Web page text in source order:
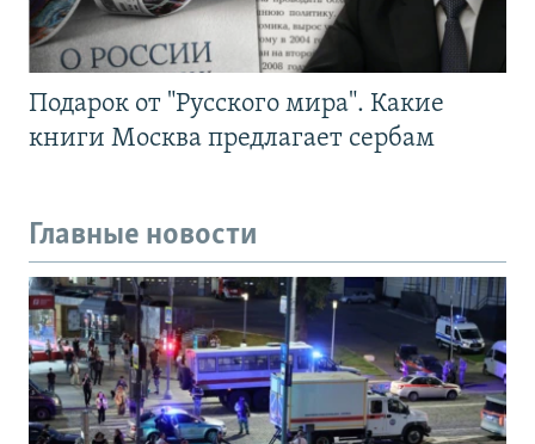
Подарок от "Русского мира". Какие
книги Москва предлагает сербам
Главные новости